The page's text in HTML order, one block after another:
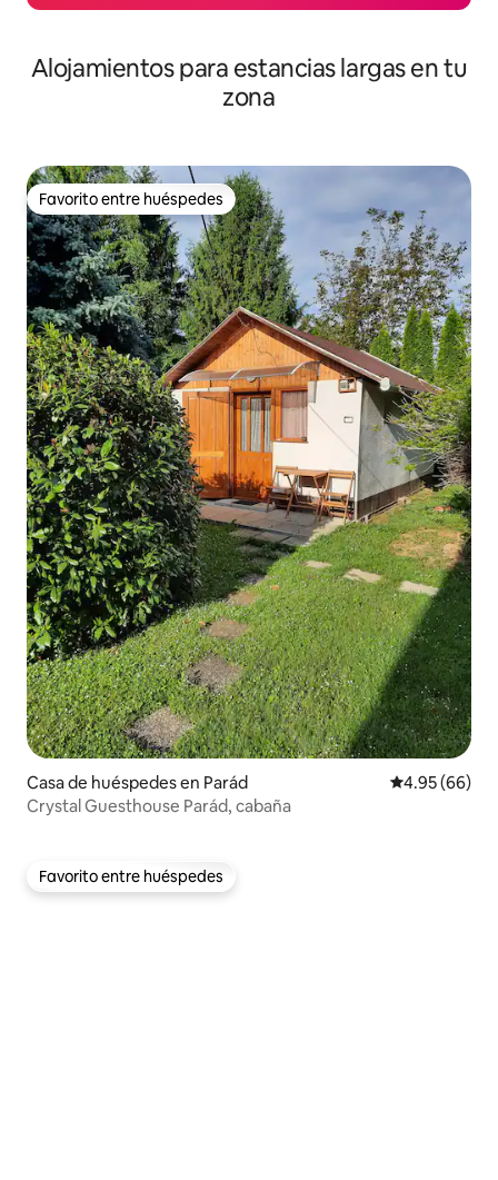
Alojamientos para estancias largas en tu
zona
Favorito entre huéspedes
Favorito entre huéspedes
Casa de huéspedes en Parád Calificación
4.95 (66)
Crystal Guesthouse Parád, cabaña
Favorito entre huéspedes
Favorito entre huéspedes